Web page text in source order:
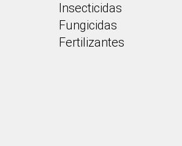
Insecticidas
Fungicidas
Fertilizantes